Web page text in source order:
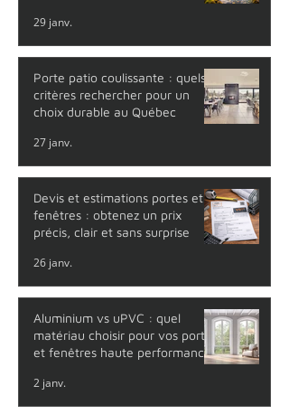
29 janv.
Porte patio coulissante : quels
critères rechercher pour un
choix durable au Québec
27 janv.
Devis et estimations portes et
fenêtres : obtenez un prix
précis, clair et sans surprise
26 janv.
Aluminium vs uPVC : quel
matériau choisir pour vos portes
et fenêtres haute performance
2 janv.